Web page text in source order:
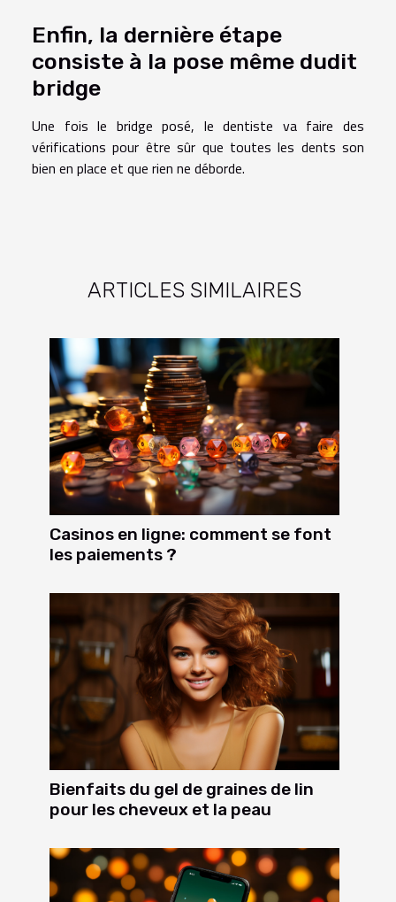
Enfin, la dernière étape
consiste à la pose même dudit
bridge
Une fois le bridge posé, le dentiste va faire des
vérifications pour être sûr que toutes les dents son
bien en place et que rien ne déborde.
ARTICLES SIMILAIRES
Casinos en ligne: comment se font
les paiements ?
Bienfaits du gel de graines de lin
pour les cheveux et la peau